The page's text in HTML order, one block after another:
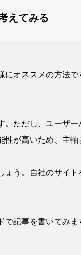
えてみる
オススメの方法で
ただし、ユーザ
が高いため、主
う。自社のサイ
記事を書いてみま